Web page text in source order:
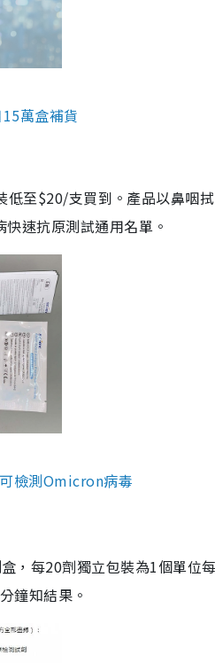
萬盒補貨
低至$20/支買到。產品以鼻咽
速抗原測試通用名單。
檢測Omicron病毒
，每20劑獨立包裝為1個單位
鐘知結果。